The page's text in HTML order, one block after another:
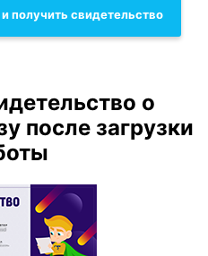
получить свидетельство
о
после загрузки